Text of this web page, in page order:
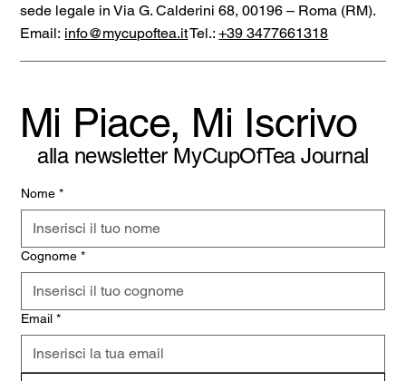
sede legale in Via G. Calderini 68, 00196 – Roma (RM).
Email: info@mycupoftea.itTel.:+39 3477661318
Mi Piace, Mi Iscrivo
alla newsletter MyCupOfTea Journal
Nome *
Cognome *
Email *